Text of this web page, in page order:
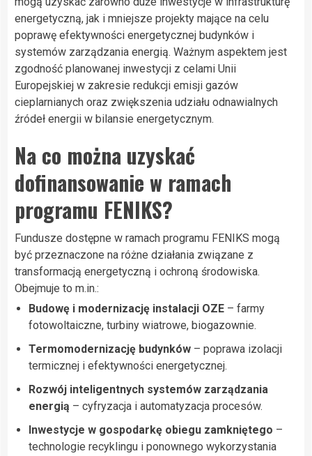
energetyczną, jak i mniejsze projekty mające na celu
poprawę efektywności energetycznej budynków i
systemów zarządzania energią. Ważnym aspektem jest
zgodność planowanej inwestycji z celami Unii
Europejskiej w zakresie redukcji emisji gazów
cieplarnianych oraz zwiększenia udziału odnawialnych
źródeł energii w bilansie energetycznym.
Na co można uzyskać
dofinansowanie w ramach
programu FENIKS?
Fundusze dostępne w ramach programu FENIKS mogą
być przeznaczone na różne działania związane z
transformacją energetyczną i ochroną środowiska.
Obejmuje to m.in.:
Budowę i modernizację instalacji OZE – farmy
fotowoltaiczne, turbiny wiatrowe, biogazownie.
Termomodernizację budynków – poprawa izolacji
termicznej i efektywności energetycznej.
Rozwój inteligentnych systemów zarządzania
energią – cyfryzacja i automatyzacja procesów.
Inwestycje w gospodarkę obiegu zamkniętego –
technologie recyklingu i ponownego wykorzystania